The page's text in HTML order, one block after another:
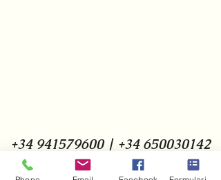
+34 941579600| +34 650030142
c/ Lardero, 31, bajo - Logroño - La Rioja - España